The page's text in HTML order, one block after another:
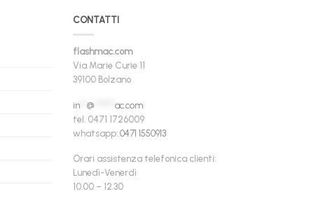
CONTATTI
flashmac.com
Via Marie Curie 11
39100 Bolzano
in** @****** ac.com
tel. 0471 1726009
whatsapp: 0471 1550913
Orari assistenza telefonica clienti:
Lunedì-Venerdì
10.00 – 12.30